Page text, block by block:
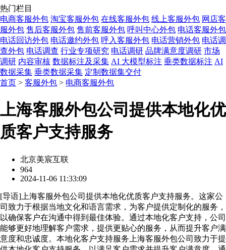
热门栏目
电商客服外包 淘宝客服外包 在线客服外包 线上客服外包 网店客
服外包 售后客服外包 售前客服外包 呼叫中心外包 电话客服外包
电话回访外包 电话邀约外包 呼入客服外包 电话营销外包 电话调
查外包 电话调查 行业专项研究 电话调研 品牌满意度调研 市场
调研 内容审核 数据标注及采集 AI 大模型标注 垂类数据标注 AI
数据采集 垂类数据采集 定制数据集交付
首页 > 客服外包 > 电商客服外包
上海客服外包公司提供本地化优
质客户支持服务
北京美宸互联
964
2024-11-06 11:33:09
[导语]上海客服外包公司提供本地化优质客户支持服务。这家公
司致力于根据当地文化和语言需求，为客户提供定制化的服务，
以确保客户在沟通中得到最佳体验。通过本地化客户支持，公司
能够更好地理解客户需求，提供更贴心的服务，从而提升客户满
意度和忠诚度。本地化客户支持服务上海客服外包公司致力于提